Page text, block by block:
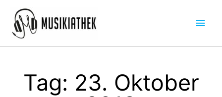
Inhalt
springen
Tag: 23. Oktober